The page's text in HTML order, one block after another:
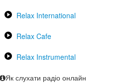
Relax International
Relax Cafe
Relax Instrumental
Як слухати радіо онлайн